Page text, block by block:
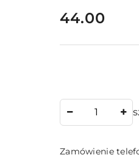
cena:
44.00
Zamówienie